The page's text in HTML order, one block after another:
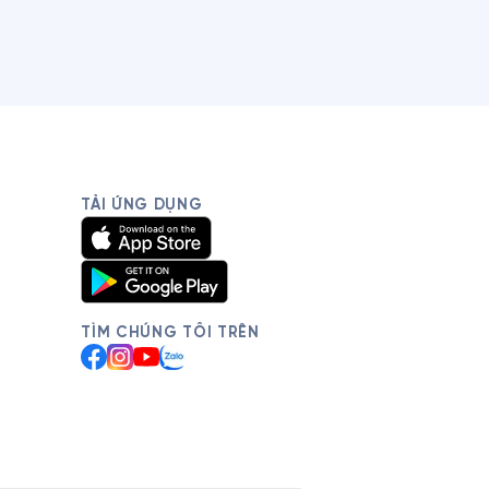
TẢI ỨNG DỤNG
TÌM CHÚNG TÔI TRÊN
Facebook
Instagram
YouTube
Zalo